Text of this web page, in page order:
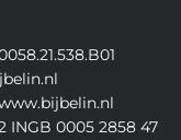
INGB 0005 2858 47